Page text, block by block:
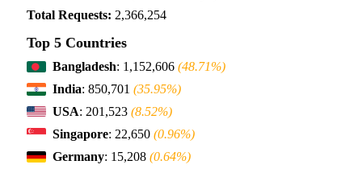
Total Requests: 2,366,254
Top 5 Countries
Bangladesh: 1,152,606 (48.71%)
India: 850,701 (35.95%)
USA: 201,523 (8.52%)
Singapore: 22,650 (0.96%)
Germany: 15,208 (0.64%)